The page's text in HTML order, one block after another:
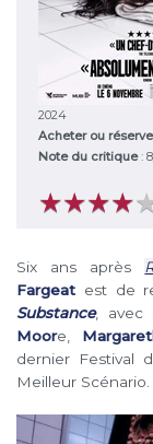
2024
Acheter ou
Note du critique: 8
★★★★
★★★★
Six ans après
Fargeat est de
Substance, avec
Moore,
dernier Festival
Meilleur Scénario.